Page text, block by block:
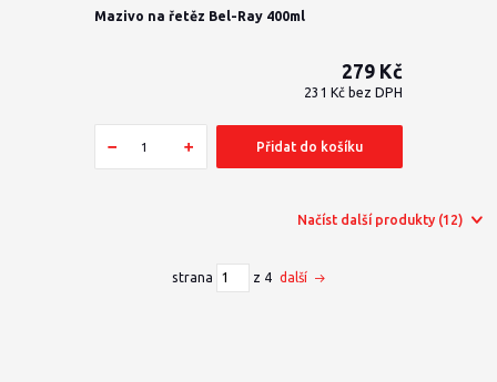
Mazivo na řetěz Bel-Ray 400ml
279 Kč
231 Kč bez DPH
Přidat do košíku
Načíst další produkty (12)
strana z 4 další